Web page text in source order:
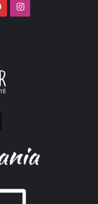
PinterestInstagram